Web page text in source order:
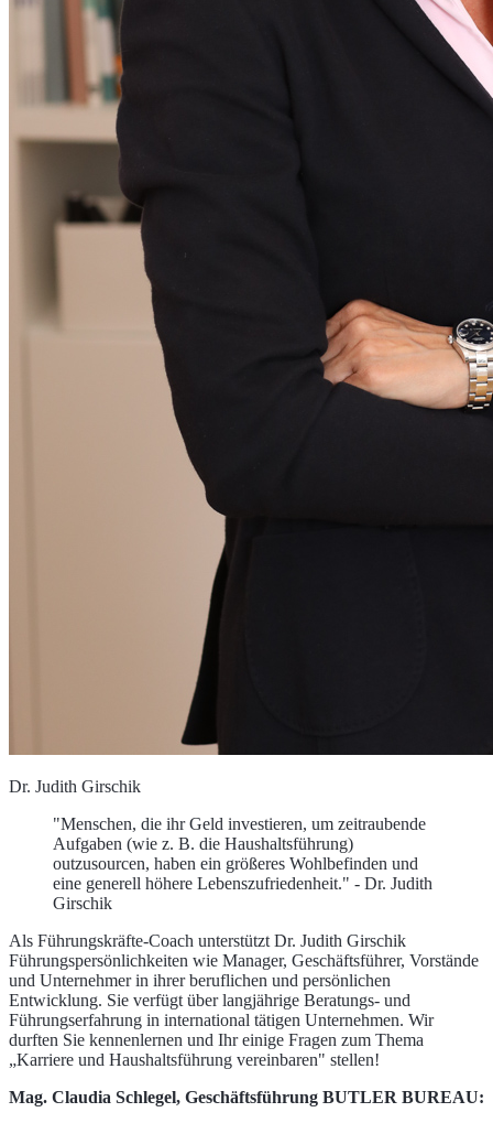
Dr. Judith Girschik
"Menschen, die ihr Geld investieren, um zeitraubende
Aufgaben (wie z. B. die Haushaltsführung)
outzusourcen, haben ein größeres Wohlbefinden und
eine generell höhere Lebenszufriedenheit." - Dr. Judith
Girschik
Als Führungskräfte-Coach unterstützt Dr. Judith Girschik
Führungspersönlichkeiten wie Manager, Geschäftsführer, Vorstände
und Unternehmer in ihrer beruflichen und persönlichen
Entwicklung. Sie verfügt über langjährige Beratungs- und
Führungserfahrung in international tätigen Unternehmen. Wir
durften Sie kennenlernen und Ihr einige Fragen zum Thema
„Karriere und Haushaltsführung vereinbaren" stellen!
Mag. Claudia Schlegel, Geschäftsführung BUTLER BUREAU: